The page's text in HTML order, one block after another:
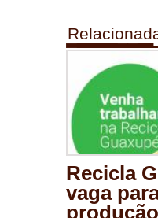
Recicla
vaga